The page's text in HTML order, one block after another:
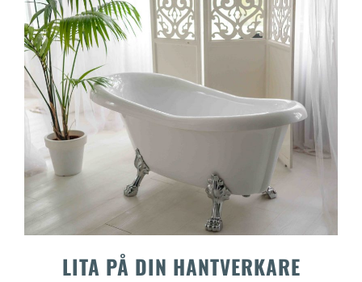
LITA PÅ DIN HANTVERKARE